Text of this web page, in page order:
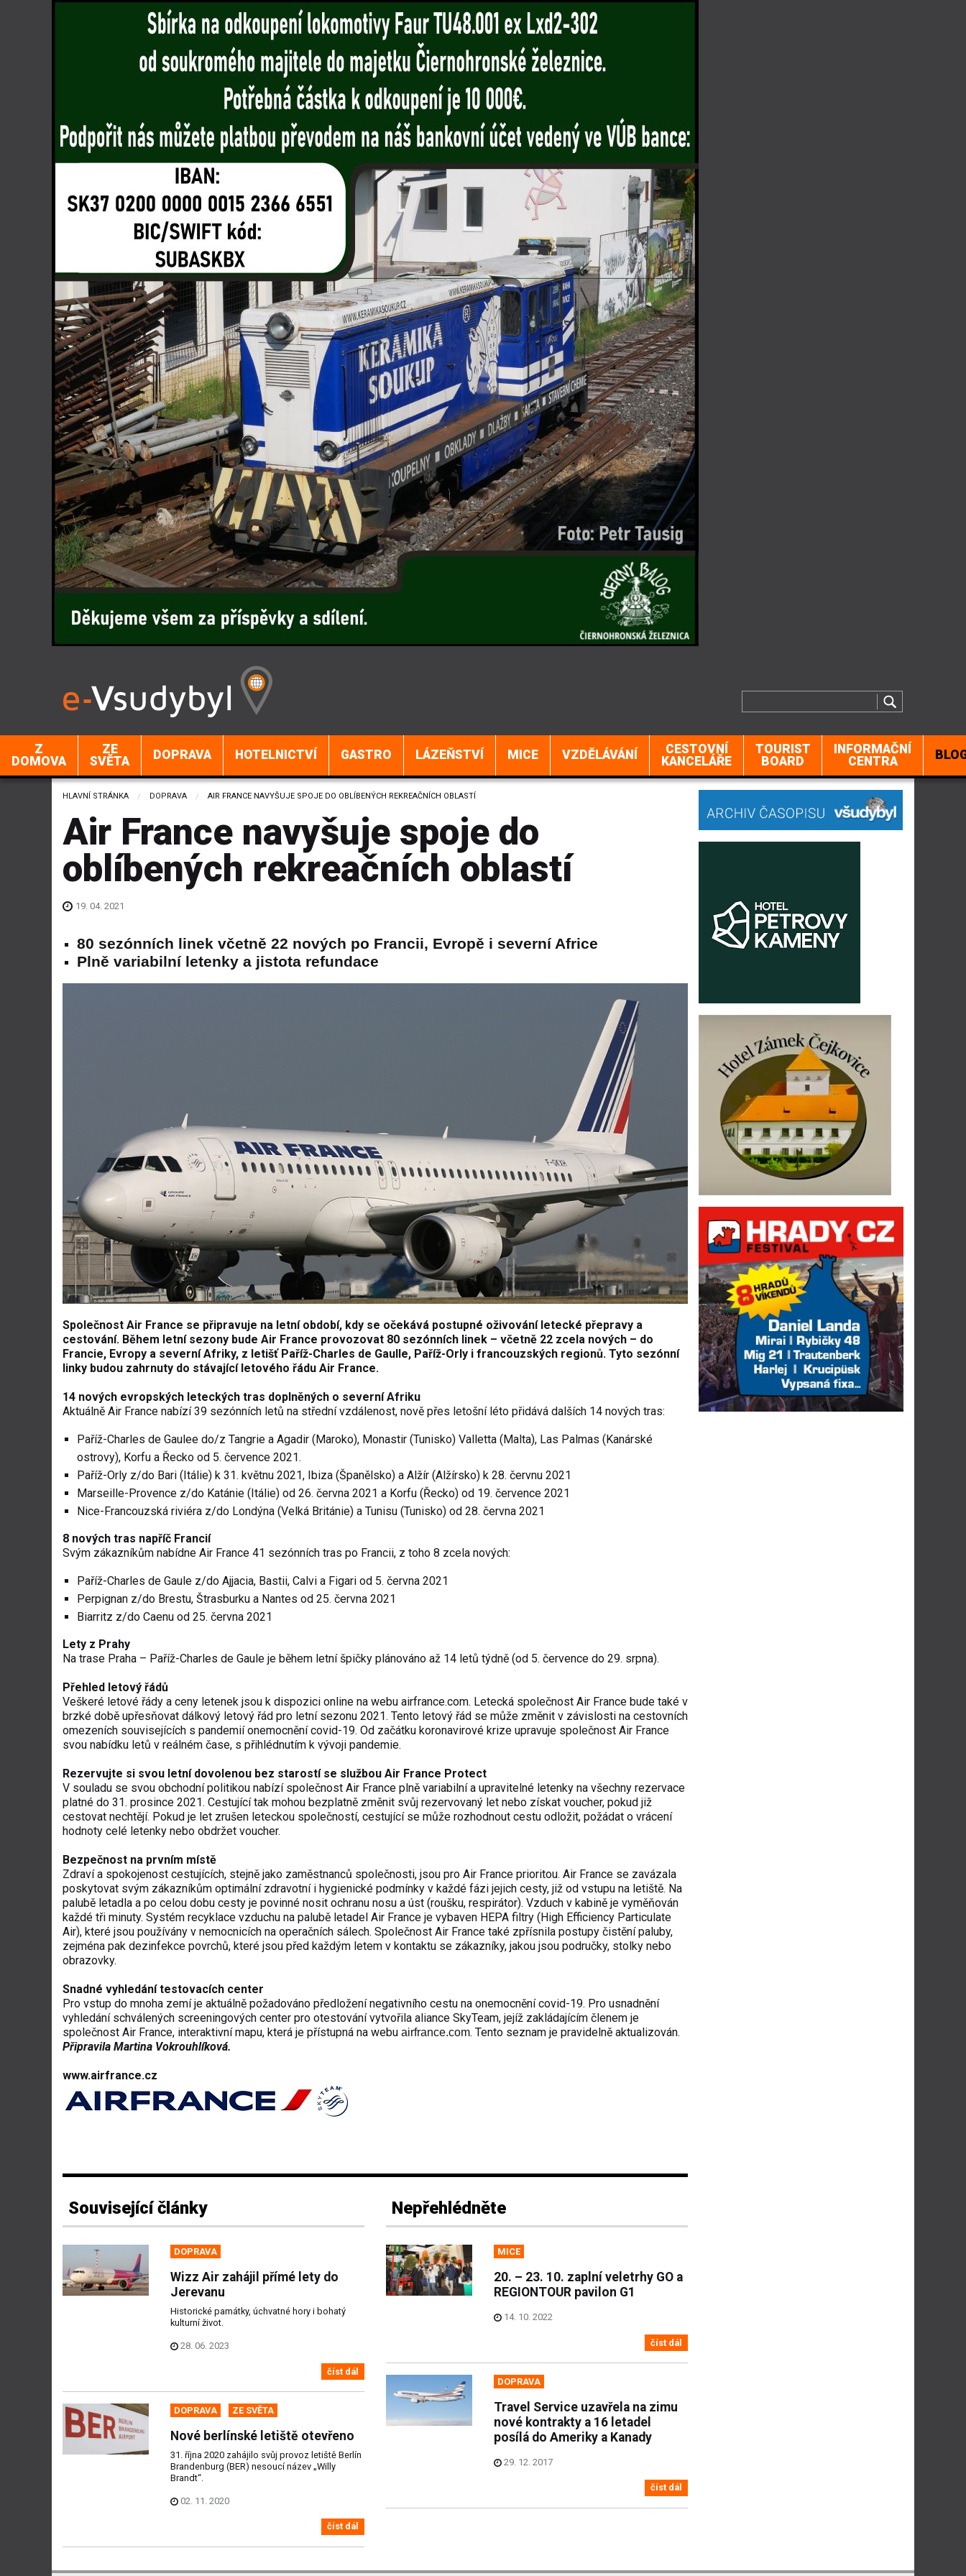
Z
DOMOVA
ZE
SVĚTA
DOPRAVA HOTELNICTVÍ GASTRO LÁZEŇSTVÍ MICE VZDĚLÁVÁNÍ
CESTOVNÍ
KANCELÁŘE
TOURIST
BOARD
INFORMAČNÍ
CENTRA
HLAVNÍ STRÁNKA DOPRAVA CURRENT:
AIR FRANCE NAVYŠUJE SPOJE DO OBLÍBENÝCH REKREAČNÍCH OBLASTÍ
Air France navyšuje spoje do
oblíbených rekreačních oblastí
19. 04. 2021
80 sezónních linek včetně 22 nových po Francii, Evropě i severní Africe
Plně variabilní letenky a jistota refundace
Společnost Air France se připravuje na letní období, kdy se očekává postupné oživování letecké přepravy a
cestování. Během letní sezony bude Air France provozovat 80 sezónních linek – včetně 22 zcela nových – do
Francie, Evropy a severní Afriky, z letišť Paříž-Charles de Gaulle, Paříž-Orly i francouzských regionů. Tyto sezónní
linky budou zahrnuty do stávající letového řádu Air France.
14 nových evropských leteckých tras doplněných o severní Afriku
Aktuálně Air France nabízí 39 sezónních letů na střední vzdálenost, nově přes letošní léto přidává dalších 14 nových tras:
Paříž-Charles de Gaulee do/z Tangrie a Agadir (Maroko), Monastir (Tunisko) Valletta (Malta), Las Palmas (Kanárské
ostrovy), Korfu a Řecko od 5. července 2021.
Paříž-Orly z/do Bari (Itálie) k 31. květnu 2021, Ibiza (Španělsko) a Alžír (Alžírsko) k 28. červnu 2021
Marseille-Provence z/do Katánie (Itálie) od 26. června 2021 a Korfu (Řecko) od 19. července 2021
Nice-Francouzská riviéra z/do Londýna (Velká Británie) a Tunisu (Tunisko) od 28. června 2021
8 nových tras napříč Francií
Svým zákazníkům nabídne Air France 41 sezónních tras po Francii, z toho 8 zcela nových:
Paříž-Charles de Gaule z/do Ajjacia, Bastii, Calvi a Figari od 5. června 2021
Perpignan z/do Brestu, Štrasburku a Nantes od 25. června 2021
Biarritz z/do Caenu od 25. června 2021
Lety z Prahy
Na trase Praha – Paříž-Charles de Gaule je během letní špičky plánováno až 14 letů týdně (od 5. července do 29. srpna).
Přehled letový řádů
Veškeré letové řády a ceny letenek jsou k dispozici online na webu airfrance.com. Letecká společnost Air France bude také v
brzké době upřesňovat dálkový letový řád pro letní sezonu 2021. Tento letový řád se může změnit v závislosti na cestovních
omezeních souvisejících s pandemií onemocnění covid-19. Od začátku koronavirové krize upravuje společnost Air France
svou nabídku letů v reálném čase, s přihlédnutím k vývoji pandemie.
Rezervujte si svou letní dovolenou bez starostí se službou Air France Protect
V souladu se svou obchodní politikou nabízí společnost Air France plně variabilní a upravitelné letenky na všechny rezervace
platné do 31. prosince 2021. Cestující tak mohou bezplatně změnit svůj rezervovaný let nebo získat voucher, pokud již
cestovat nechtějí. Pokud je let zrušen leteckou společností, cestující se může rozhodnout cestu odložit, požádat o vrácení
hodnoty celé letenky nebo obdržet voucher.
Bezpečnost na prvním místě
Zdraví a spokojenost cestujících, stejně jako zaměstnanců společnosti, jsou pro Air France prioritou. Air France se zavázala
poskytovat svým zákazníkům optimální zdravotní i hygienické podmínky v každé fázi jejich cesty, již od vstupu na letiště. Na
palubě letadla a po celou dobu cesty je povinné nosit ochranu nosu a úst (roušku, respirátor). Vzduch v kabině je vyměňován
každé tři minuty. Systém recyklace vzduchu na palubě letadel Air France je vybaven HEPA filtry (High Efficiency Particulate
Air), které jsou používány v nemocnicích na operačních sálech. Společnost Air France také zpřísnila postupy čistění paluby,
zejména pak dezinfekce povrchů, které jsou před každým letem v kontaktu se zákazníky, jakou jsou područky, stolky nebo
obrazovky.
Snadné vyhledání testovacích center
Pro vstup do mnoha zemí je aktuálně požadováno předložení negativního cestu na onemocnění covid-19. Pro usnadnění
vyhledání schválených screeningových center pro otestování vytvořila aliance SkyTeam, jejíž zakládajícím členem je
společnost Air France, interaktivní mapu, která je přístupná na webu airfrance.com. Tento seznam je pravidelně aktualizován.
Připravila Martina Vokrouhlíková.
www.airfrance.cz
Související články
DOPRAVA
Wizz Air zahájil přímé lety do
Jerevanu
Historické památky, úchvatné hory i bohatý
kulturní život.
28. 06. 2023
číst dál
DOPRAVA ZE SVĚTA
Nové berlínské letiště otevřeno
31. října 2020 zahájilo svůj provoz letiště Berlín
Brandenburg (BER) nesoucí název „Willy
Brandt“.
02. 11. 2020
číst dál
Nepřehlédněte
MICE
20. – 23. 10. zaplní veletrhy GO a
REGIONTOUR pavilon G1
14. 10. 2022
číst dál
DOPRAVA
Travel Service uzavřela na zimu
nové kontrakty a 16 letadel
posílá do Ameriky a Kanady
29. 12. 2017
číst dál